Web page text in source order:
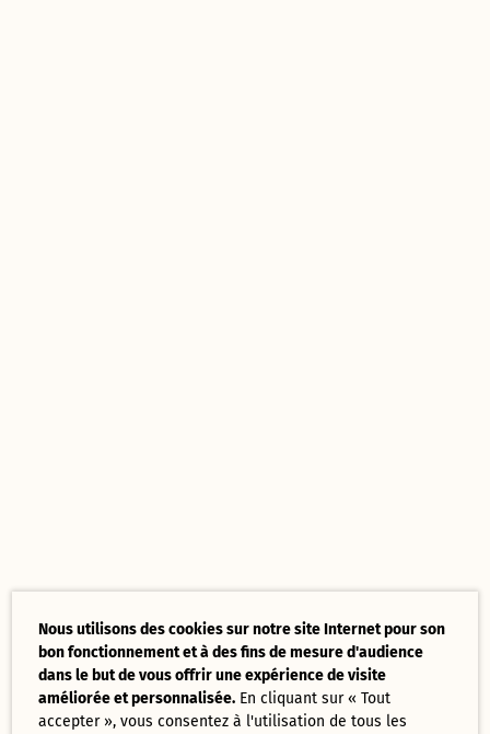
Nous utilisons des cookies sur notre site Internet pour son
bon fonctionnement et à des fins de mesure d'audience
dans le but de vous offrir une expérience de visite
améliorée et personnalisée. En cliquant sur « Tout
accepter », vous consentez à l'utilisation de tous les